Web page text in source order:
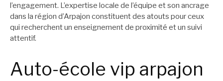
l’engagement. L’expertise locale de l’équipe et son ancrage
dans la région d’Arpajon constituent des atouts pour ceux
qui recherchent un enseignement de proximité et un suivi
attentif.
Auto-école vip arpajon